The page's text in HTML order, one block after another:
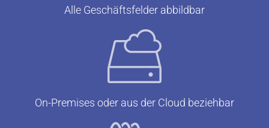
Alle Geschäftsfelder abbildbar
On-Premises oder aus der Cloud beziehbar